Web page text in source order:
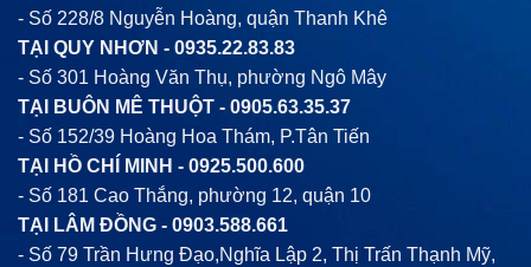
- Số 228/8 Nguyễn Hoàng, quận Thanh Khê
TẠI QUY NHƠN - 0935.22.83.83
- Số 301 Hoàng Văn Thụ, phường Ngô Mây
TẠI BUÔN MÊ THUỘT - 0905.63.35.37
- Số 152/39 Hoàng Hoa Thám, P.Tân Tiến
TẠI HỒ CHÍ MINH - 0925.500.600
- Số 181 Cao Thắng, phường 12, quận 10
TẠI LÂM ĐỒNG - 0903.588.661
- Số 79 Trần Hưng Đạo,Nghĩa Lập 2, Thị Trấn Thạnh Mỹ,